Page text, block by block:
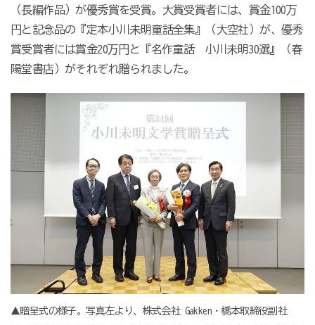
（長編作品）が優秀賞を受賞。大賞受賞者には、賞金100万
円と記念品の『定本小川未明童話全集』（大空社）が、優秀
賞受賞者には賞金20万円と『名作童話 小川未明30選』（春
陽堂書店）がそれぞれ贈られました。
▲贈呈式の様子。写真左より、株式会社 Gakken・橋本取締役副社